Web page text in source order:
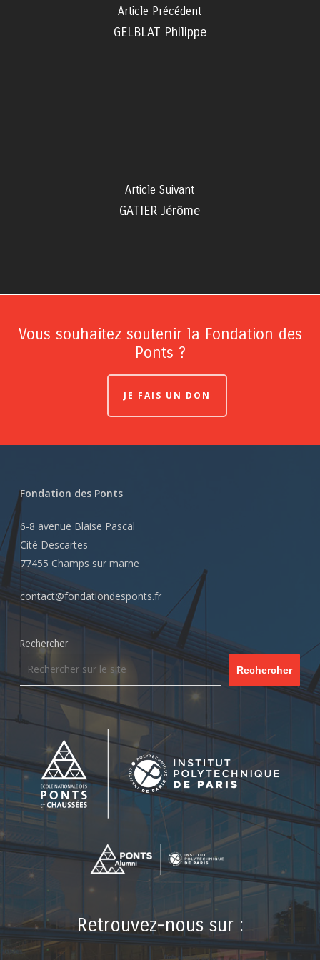
Article Précédent
GELBLAT Philippe
Article Suivant
GATIER Jérôme
Vous souhaitez soutenir la Fondation des
Ponts ?
JE FAIS UN DON
Fondation des Ponts
6-8 avenue Blaise Pascal
Cité Descartes
77455 Champs sur marne
contact@fondationdesponts.fr
Rechercher
Rechercher
Retrouvez-nous sur :